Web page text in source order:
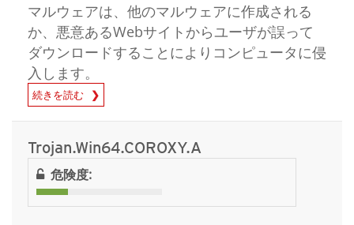
マルウェアは、他のマルウェアに作成される
か、悪意あるWebサイトからユーザが誤って
ダウンロードすることによりコンピュータに侵
入します。
続きを読む
Trojan.Win64.COROXY.A
危険度: